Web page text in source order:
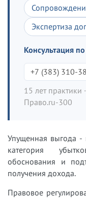
Экспертиза
Консультация
+7 (383) 310-
15 лет практики
Право.ru-300
Упущенная выгода -
категория
обоснования и
получения дохода.
Правовое